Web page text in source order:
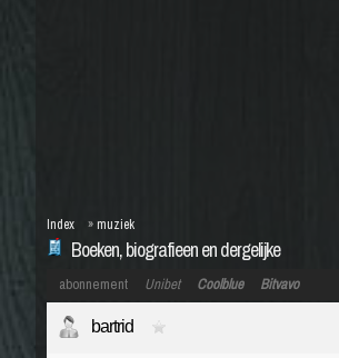
Boeken, biografieen en dergelijke
Index » muziek
abonnement Unibet Coolblue Bitvavo
bartrid